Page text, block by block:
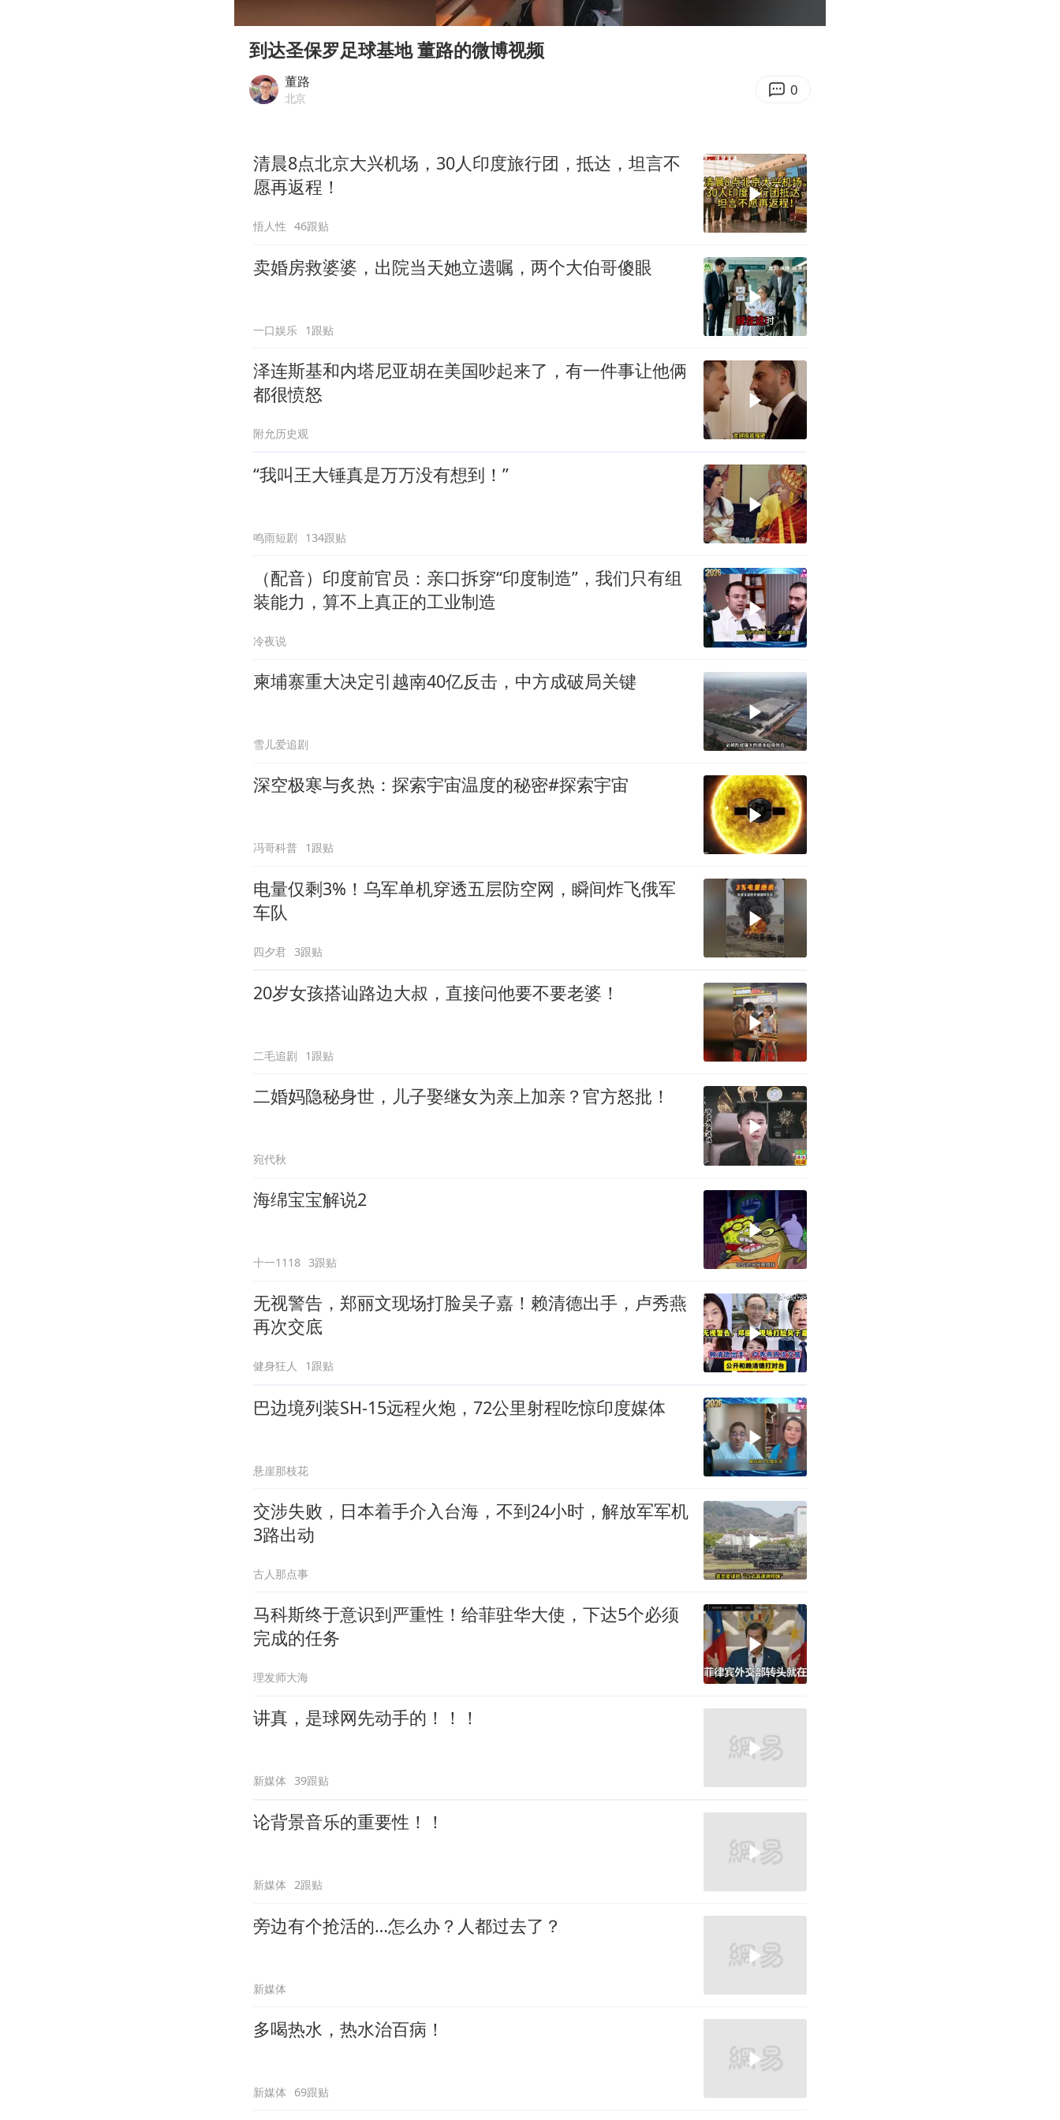
光伏八巨头签署“不低于成本价”倡议
胡彦斌获《歌手2026》歌王
2名小孩玩手机低头幅度近乎折叠
到达圣保罗足球基地 董路的微博视频
董路
北京 0
清晨8点北京大兴机场，30人印度旅行团，抵达，坦言不
愿再返程！
悟人性 46跟贴
卖婚房救婆婆，出院当天她立遗嘱，两个大伯哥傻眼
一口娱乐 1跟贴
泽连斯基和内塔尼亚胡在美国吵起来了，有一件事让他俩
都很愤怒
附允历史观
“我叫王大锤真是万万没有想到！”
鸣雨短剧 134跟贴
（配音）印度前官员：亲口拆穿“印度制造”，我们只有组
装能力，算不上真正的工业制造
冷夜说
柬埔寨重大决定引越南40亿反击，中方成破局关键
雪儿爱追剧
深空极寒与炙热：探索宇宙温度的秘密#探索宇宙
冯哥科普 1跟贴
电量仅剩3%！乌军单机穿透五层防空网，瞬间炸飞俄军
车队
四夕君 3跟贴
20岁女孩搭讪路边大叔，直接问他要不要老婆！
二毛追剧 1跟贴
二婚妈隐秘身世，儿子娶继女为亲上加亲？官方怒批！
宛代秋
海绵宝宝解说2
十一1118 3跟贴
无视警告，郑丽文现场打脸吴子嘉！赖清德出手，卢秀燕
再次交底
健身狂人 1跟贴
巴边境列装SH-15远程火炮，72公里射程吃惊印度媒体
悬崖那枝花
交涉失败，日本着手介入台海，不到24小时，解放军军机
3路出动
古人那点事
马科斯终于意识到严重性！给菲驻华大使，下达5个必须
完成的任务
理发师大海
讲真，是球网先动手的！！！
新媒体 39跟贴
论背景音乐的重要性！！
新媒体 2跟贴
旁边有个抢活的…怎么办？人都过去了？
新媒体
多喝热水，热水治百病！
新媒体 69跟贴